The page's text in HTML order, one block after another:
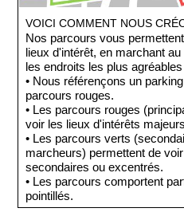
VOICI COMMENT NOUS
Nos parcours vous
lieux d'intérêt, en marchant
les endroits les plus
• Nous référençons un
parcours rouges.
• Les parcours rouges
voir les lieux d'intérêts
• Les parcours verts
marcheurs) permettent de
secondaires ou excentrés.
• Les parcours comportent
pointillés.